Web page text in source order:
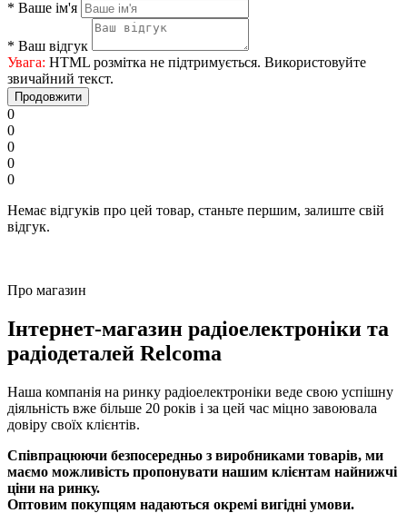
* Ваше ім'я
* Ваш відгук
Увага: HTML розмітка не підтримується. Використовуйте
звичайний текст.
Продовжити
0
0
0
0
0
Немає відгуків про цей товар, станьте першим, залиште свій
відгук.
Про магазин
Інтернет-магазин радіоелектроніки та
радіодеталей Relcoma
Наша компанія на ринку радіоелектроніки веде свою успішну
діяльність вже більше 20 років і за цей час міцно завоювала
довіру своїх клієнтів.
Співпрацюючи безпосередньо з виробниками товарів, ми
маємо можливість пропонувати нашим клієнтам найнижчі
ціни на ринку.
Оптовим покупцям надаються окремі вигідні умови.